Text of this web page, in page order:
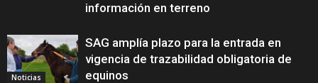
información en terreno
Noticias
SAG amplía plazo para la entrada en
vigencia de trazabilidad obligatoria de
equinos